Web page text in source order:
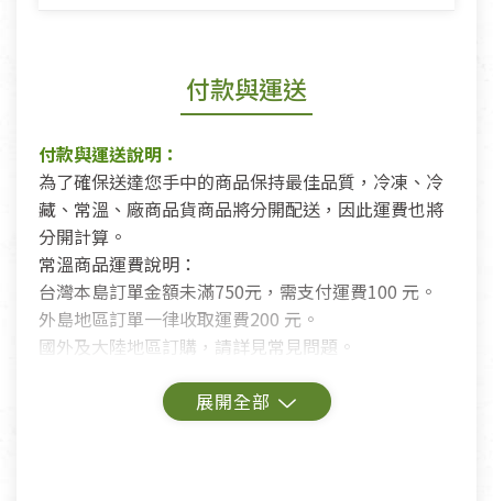
付款與運送
付款與運送說明：
為了確保送達您手中的商品保持最佳品質，冷凍、冷
藏、常溫、廠商品貨商品將分開配送，因此運費也將
分開計算。
常溫商品運費說明：
台灣本島訂單金額未滿750元，需支付運費100 元。
外島地區訂單一律收取運費200 元。
國外及大陸地區訂購，請詳見常見問題。
鑑賞期商品說明：